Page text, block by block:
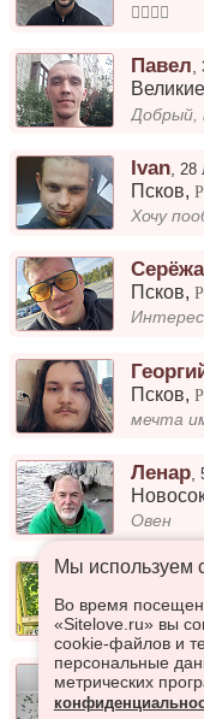
❤️‍🔥❤️‍🔥
Павел,
Добрый,
Ivan 28
Псков,
Хочу
Серёжа
Псков,
Псков,
мечта
Ленар ,
Овен
Ищу
Псков,
Мы используем
Во время
«Sitelove.ru» вы
cookie-файлов и
персональные
метрических